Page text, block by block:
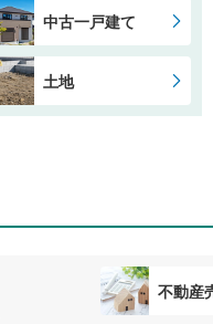
中古一戸建て
土地
不動産